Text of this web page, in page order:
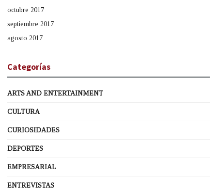
octubre 2017
septiembre 2017
agosto 2017
Categorías
ARTS AND ENTERTAINMENT
CULTURA
CURIOSIDADES
DEPORTES
EMPRESARIAL
ENTREVISTAS